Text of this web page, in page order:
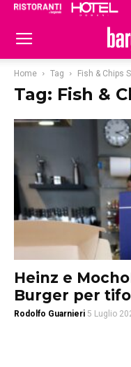
Home Tag Fish & Chips
Tag: Fish &
Heinz e
Burger per
Rodolfo Guarnieri 5 Luglio